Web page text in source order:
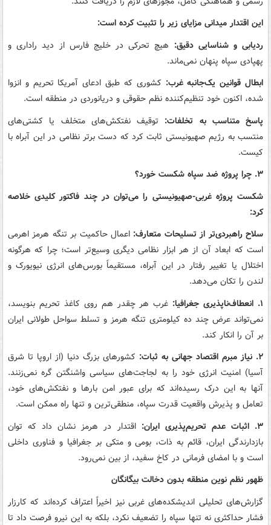
این اقتدار میدانی مزایای زیر را تثبیت کرده است:
ردیابی و شناسایی دقیق: هیچ تحرکی در خلیج فارس از دید راداری و
پهپادی سپاه پنهان نمی‌ماند.
ابطال قوانین یک‌جانبه غرب: کشوری که طبق ادعای آمریکا تحریم و انزوا
شده، اکنون خود تنظیم‌کننده نظم حقوقی و دریانوردی در منطقه است.
پاسخ متناسب به تخلفات: توقیف نفتکش‌های متخلف یا کشتی‌های
منتسب به رژیم صهیونیستی ثابت کرد که دست برتر نظامی در این آبراه با
کیست.
۳. چرا پروژه ضد سپاه شکست خورد؟
شکست پروژه غربی-صهیونیستی را می‌توان در چند فاکتور کلیدی خلاصه
کرد:
سلاح راهبردی‌تر از تسلیحات متعارف: اعمال حاکمیت بر تنگه هرمز اهرمی
است که ابعاد آن از هر ابزار نظامی دیگری وسیع‌تر است؛ چرا که هرگونه
اختلال یا تغییر رفتار در این آبراه، مستقیماً بورس‌های انرژی نیویورک و
لندن را تکان می‌دهد.
۱. انعطاف‌ناپذیری جغرافیا:
غرب هر چقدر هم روی کاغذ تحریم بنویسد،
نمی‌تواند عرض چند ده کیلومتری تنگه هرمز و تسلط سواحل طولانی ایران
بر آن را انکار کند.
۲. نیاز مبرم اقتصاد جهانی به ثبات:
کشورهای بزرگ دنیا (از اروپا تا شرق
آسیا) امنیت انرژی خود را به لجاجت‌های سیاسی واشنگتن گره نمی‌زنند.
آنها به این درک رسیده‌اند که برای عبور امن بارها و نفتکش‌های خود،
تعامل و پذیرش واقعیت قدرت سپاه، منطقی‌ترین و تنها راه ممکن است.
۳. اثبات عدم تحریم‌پذیری ایران:
اقتدار در هرمز نشان داد که توان
بازدارندگی ایران، قائم به ذات، بومی و متکی بر جغرافیا و فناوری داخلی
است و با امضای فرمانی در کاخ سفید، از بین نمی‌رود.
ظهور نظم نوین منطقه بدون دخالت بیگانگان
گزارش‌های تحلیلی اندیشکده‌های غربی نیز اخیراً اعتراف کرده‌اند که کارزار
فشار حداکثری نه تنها سپاه را تضعیف نکرد، بلکه به این نیرو فرصت داد تا